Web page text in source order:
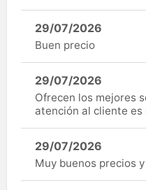
29/07/2026
Buen precio
29/07/2026
Ofrecen los mejores
atención al cliente es
29/07/2026
Muy buenos precios